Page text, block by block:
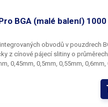
BGA (malé balení)
obvodů v pouzdrech
z cínové pájecí slitiny o
0,45mm, 0,5mm, 0,55mm, 0,6mm,
Ampule obsahuje vždy